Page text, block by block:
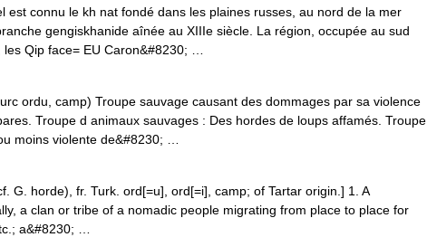
est connu le kh nat fondé dans les plaines russes, au nord de la mer
gengiskhanide aînée au XIIIe siècle. La région, occupée au sud
Qip face= EU Caron&#8230; …
ordu, camp) Troupe sauvage causant des dommages par sa violence
Troupe d animaux sauvages : Des hordes de loups affamés. Troupe
moins violente de&#8230; …
G. horde), fr. Turk. ord[=u], ord[=i], camp; of Tartar origin.] 1. A
a clan or tribe of a nomadic people migrating from place to place for
a&#8230; …